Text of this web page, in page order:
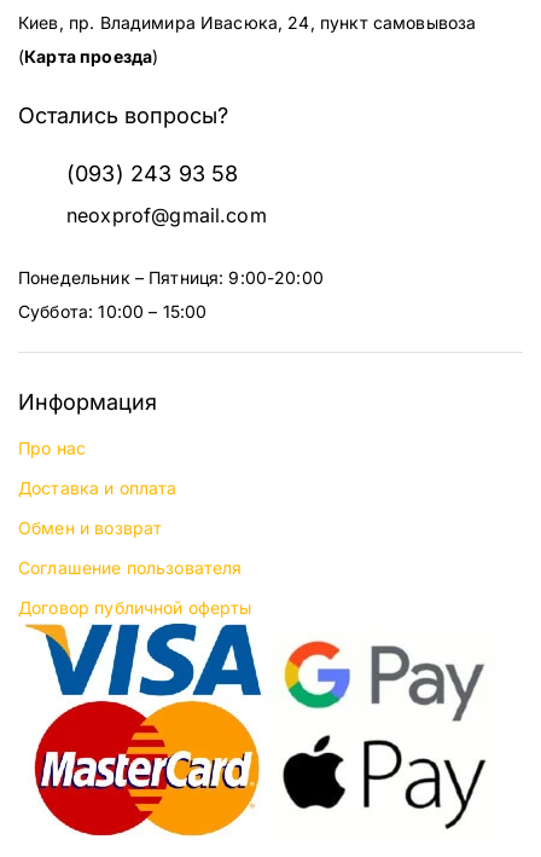
Киев, пр. Владимира Ивасюка, 24, пункт самовывоза
(Карта проезда)
Остались вопросы?
(093) 243 93 58
neoxprof@gmail.com
Понедельник – Пятниця: 9:00-20:00
Суббота: 10:00 – 15:00
Информация
Про нас
Доставка и оплата
Обмен и возврат
Соглашение пользователя
Договор публичной оферты